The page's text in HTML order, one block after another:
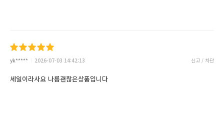
yk***** 2026-07-03 14:42:13 신고 / 차단
세일이라사요 나름괜찮은상품입니다